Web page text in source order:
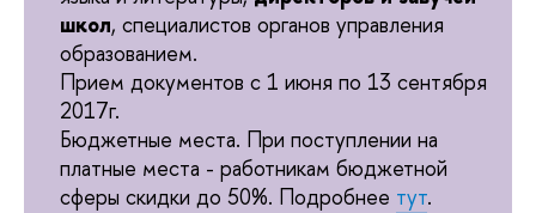
школ, специалистов органов управления
образованием.
Прием документов с 1 июня по 13 сентября
2017г.
Бюджетные места. При поступлении на
платные места - работникам бюджетной
сферы скидки до 50%. Подробнее тут.